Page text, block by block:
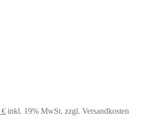
€ inkl. 19% MwSt. zzgl. Versandkosten